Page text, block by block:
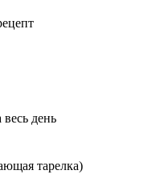
весь день
тарелка)